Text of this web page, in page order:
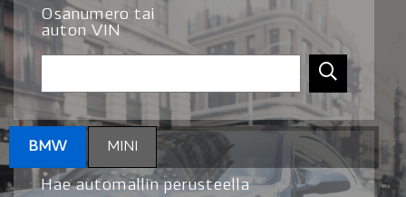
Osanumero tai
auton VIN
BMW MINI
Hae automallin perusteella